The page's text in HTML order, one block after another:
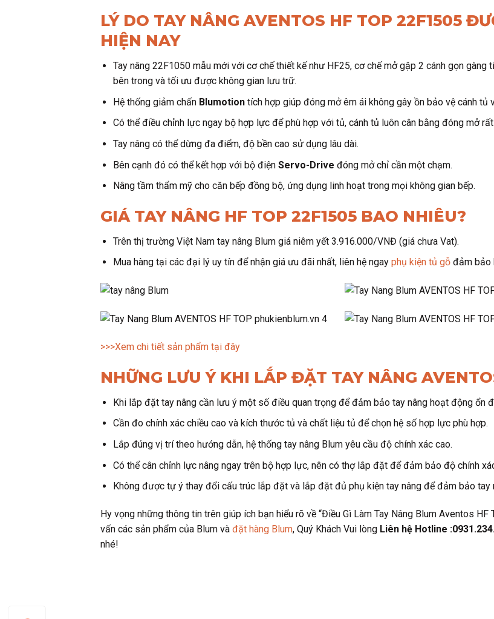
LÝ DO TAY NÂNG AVENTOS HF TOP 22F1505
HIỆN NAY
Tay nâng 22F1050 mẫu mới với cơ chế thiết kế như HF25, cơ chế mở gập 2 cánh gọn
bên trong và tối ưu được không gian lưu trữ.
Hệ thống giảm chấn Blumotiontích hợp giúp đóng mở êm ái không gây ồn bảo vệ cánh tủ
Có thể điều chỉnh lực ngay bộ hợp lực để phù hợp với tủ, cánh tủ luôn cân bằng đóng mở rất
Tay nâng có thể dừng đa điểm, độ bền cao sử dụng lâu dài.
Bên cạnh đó có thể kết hợp với bộ điện Servo-Drive đóng mở chỉ cần một chạm.
Nâng tầm thẩm mỹ cho căn bếp đồng bộ, ứng dụng linh hoạt trong mọi không gian bếp.
GIÁ TAY NÂNG HF TOP 22F1505 BAO NHIÊU?
Trên thị trường Việt Nam tay nâng Blum giá niêm yết 3.916.000/VNĐ (giá chưa Vat).
Mua hàng tại các đại lý uy tín để nhận giá ưu đãi nhất, liên hệ ngay phụ kiện tủ gỗđảm bảo
>>>Xem chi tiết sản phẩm tại đây
NHỮNG LƯU Ý KHI LẮP ĐẶT TAY NÂNG
Khi lắp đặt tay nâng cần lưu ý một số điều quan trọng để đảm bảo tay nâng hoạt động ổn
Cần đo chính xác chiều cao và kích thước tủ và chất liệu tủ để chọn hệ số hợp lực phù hợp.
Lắp đúng vị trí theo hướng dẫn, hệ thống tay nâng Blum yêu cầu độ chính xác cao.
Có thể cân chỉnh lực nâng ngay trên bộ hợp lực, nên có thợ lắp đặt để đảm bảo độ chính
Không được tự ý thay đổi cấu trúc lắp đặt và lắp đặt đủ phụ kiện tay nâng để đảm bảo tay
Hy vọng những thông tin trên giúp ích bạn hiểu rõ về “Điều Gì Làm Tay Nâng Blum Aventos
vấn các sản phẩm của Blum vàđặt hàng Blum, Quý Khách Vui lòng Liên hệ Hotline
nhé!